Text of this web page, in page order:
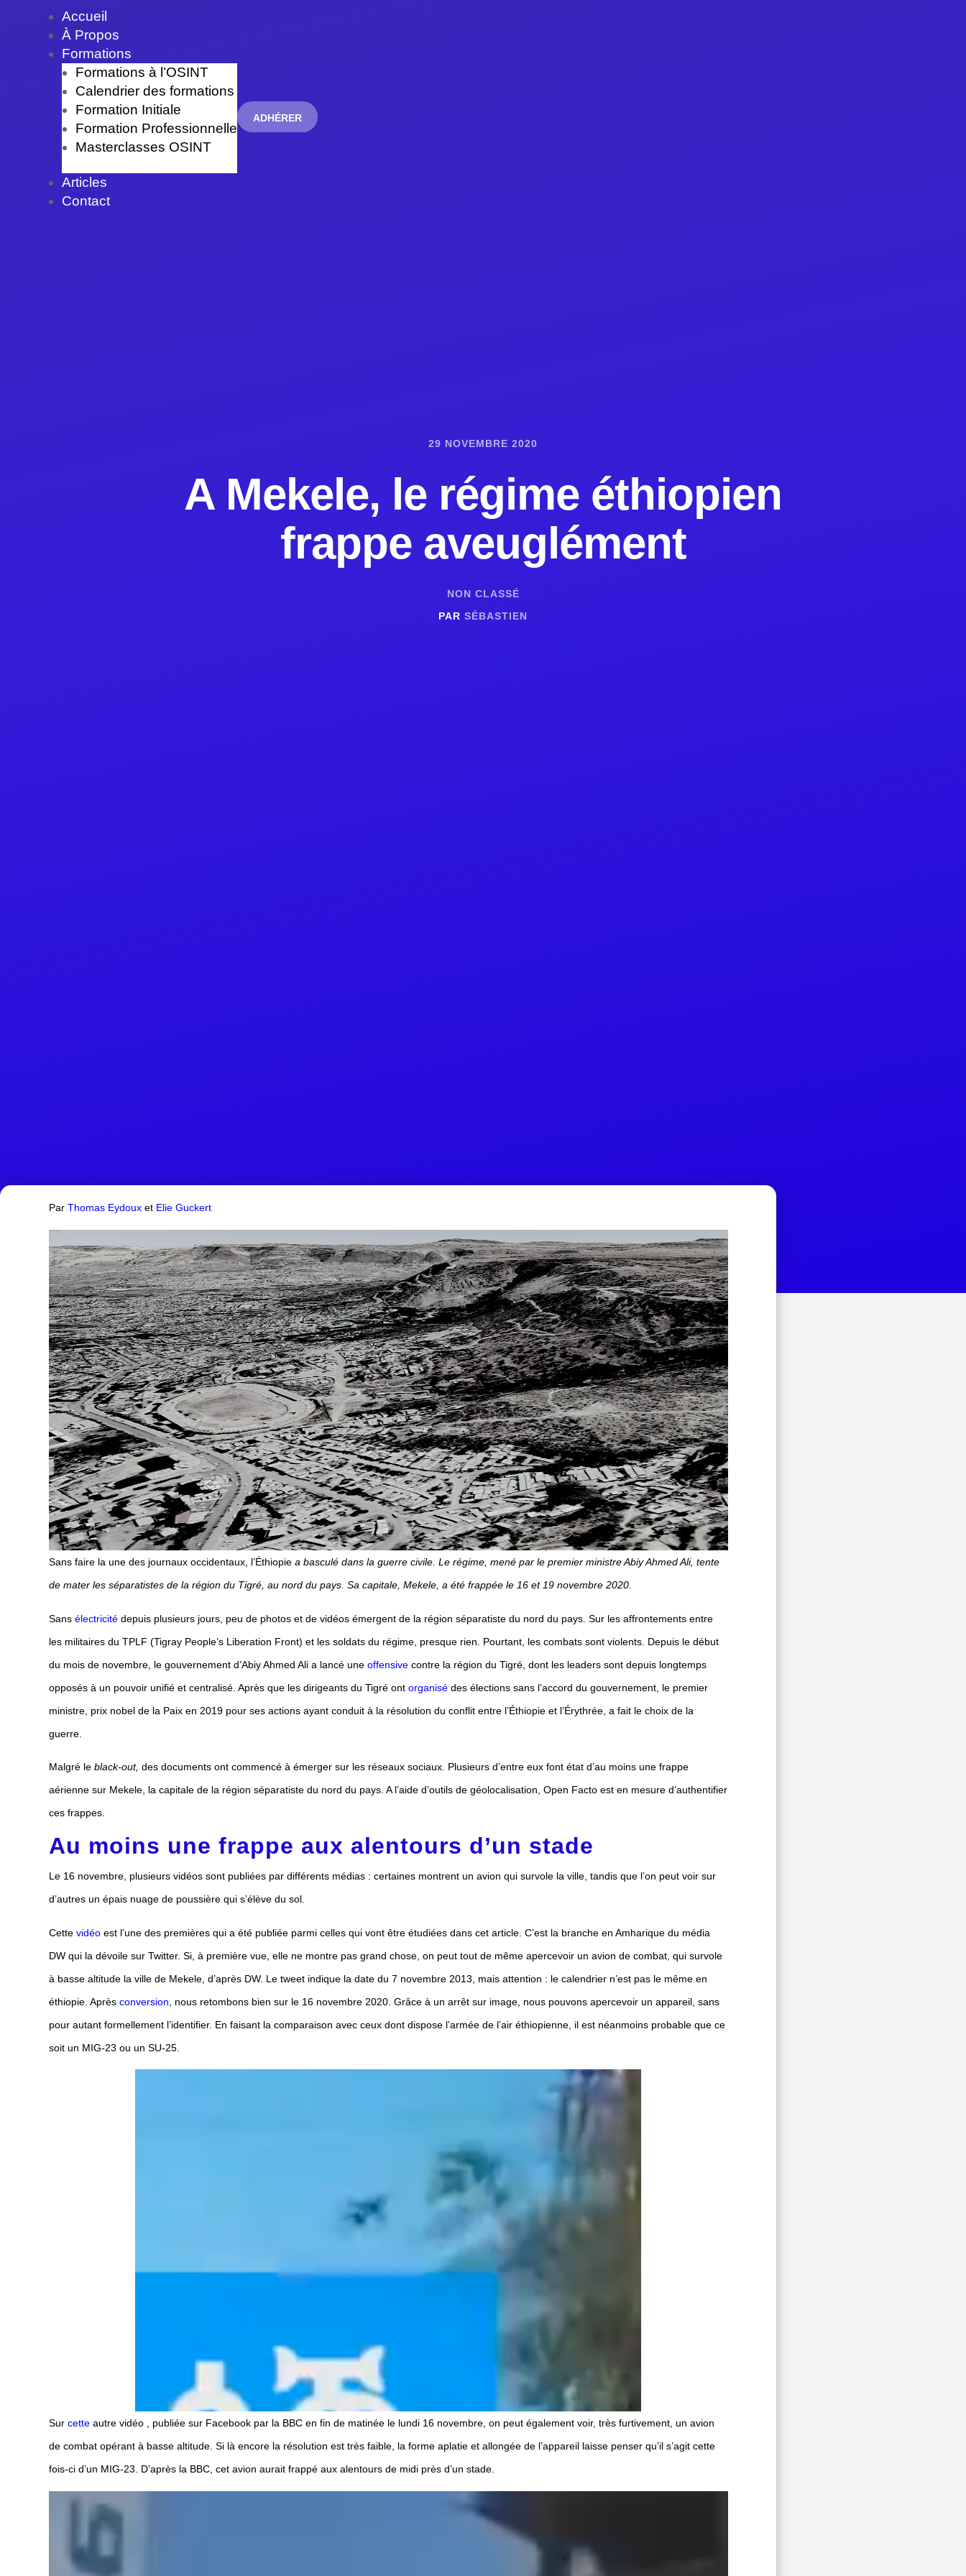
Accueil
À Propos
Formations
Formations à l’OSINT
Calendrier des formations
Formation Initiale
Formation Professionnelle
Masterclasses OSINT
Articles
Contact
ADHÉRER
29 NOVEMBRE 2020
A Mekele, le régime éthiopien
frappe aveuglément
NON CLASSÉ
PAR SÉBASTIEN
Par Thomas Eydouxet Elie Guckert
Sans faire la une des journaux occidentaux, l’Éthiopiea basculé dans la guerre civile. Le régime, mené par le premier ministre Abiy Ahmed Ali, tente
de mater les séparatistes de la région du Tigré, au nord du pays. Sa capitale, Mekele, a été frappée le 16 et 19 novembre 2020.
Sans électricitédepuis plusieurs jours, peu de photos et de vidéos émergent de la région séparatiste du nord du pays. Sur les affrontements entre
les militaires du TPLF (Tigray People’s Liberation Front) et les soldats du régime, presque rien. Pourtant, les combats sont violents. Depuis le début
du mois de novembre, le gouvernement d’Abiy Ahmed Ali a lancé une offensivecontre la région du Tigré, dont les leaders sont depuis longtemps
opposés à un pouvoir unifié et centralisé. Après que les dirigeants du Tigré ont organisédes élections sans l’accord du gouvernement, le premier
ministre, prix nobel de la Paix en 2019 pour ses actions ayant conduit à la résolution du conflit entre l’Éthiopie et l’Érythrée, a fait le choix de la
guerre.
Malgré le black-out, des documents ont commencé à émerger sur les réseaux sociaux. Plusieurs d’entre eux font état d’au moins une frappe
aérienne sur Mekele, la capitale de la région séparatiste du nord du pays. A l’aide d’outils de géolocalisation, Open Facto est en mesure d’authentifier
ces frappes.
Au moins une frappe aux alentours d’un stade
Le 16 novembre, plusieurs vidéos sont publiées par différents médias : certaines montrent un avion qui survole la ville, tandis que l’on peut voir sur
d’autres un épais nuage de poussière qui s’élève du sol.
Cette vidéoest l’une des premières qui a été publiée parmi celles qui vont être étudiées dans cet article. C’est la branche en Amharique du média
DW qui la dévoile sur Twitter. Si, à première vue, elle ne montre pas grand chose, on peut tout de même apercevoir un avion de combat, qui survole
à basse altitude la ville de Mekele, d’après DW. Le tweet indique la date du 7 novembre 2013, mais attention : le calendrier n’est pas le même en
éthiopie. Après conversion , nous retombons bien sur le 16 novembre 2020. Grâce à un arrêt sur image, nous pouvons apercevoir un appareil, sans
pour autant formellement l’identifier. En faisant la comparaison avec ceux dont dispose l’armée de l’air éthiopienne, il est néanmoins probable que ce
soit un MIG-23 ou un SU-25.
Sur cetteautre vidéo , publiée sur Facebook par la BBC en fin de matinée le lundi 16 novembre, on peut également voir, très furtivement, un avion
de combat opérant à basse altitude. Si là encore la résolution est très faible, la forme aplatie et allongée de l’appareil laisse penser qu’il s’agit cette
fois-ci d’un MIG-23. D’après la BBC, cet avion aurait frappé aux alentours de midi près d’un stade.